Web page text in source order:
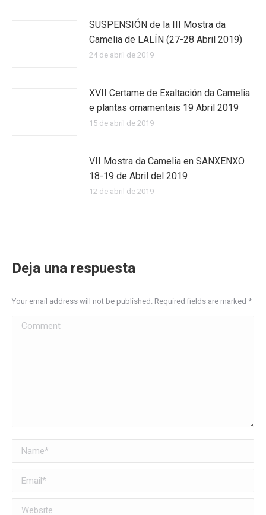
SUSPENSIÓN de la III Mostra da
Camelia de LALÍN (27-28 Abril 2019)
24 de abril de 2019
XVII Certame de Exaltación da Camelia
e plantas ornamentais 19 Abril 2019
15 de abril de 2019
VII Mostra da Camelia en SANXENXO
18-19 de Abril del 2019
12 de abril de 2019
Deja una respuesta
Your email address will not be published. Required fields are marked *
Comment
Name *
Email *
Website